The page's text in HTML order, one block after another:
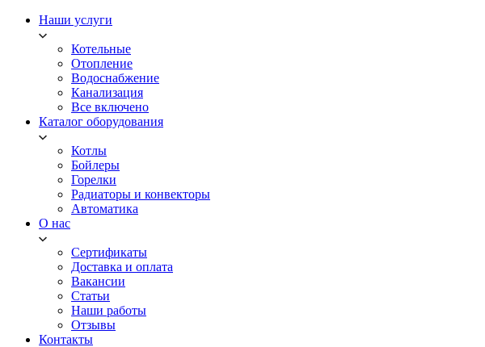
Наши услуги
Котельные
Отопление
Водоснабжение
Канализация
Все включено
Каталог оборудования
Котлы
Бойлеры
Горелки
Радиаторы и конвекторы
Автоматика
О нас
Сертификаты
Доставка и оплата
Вакансии
Статьи
Наши работы
Отзывы
Контакты